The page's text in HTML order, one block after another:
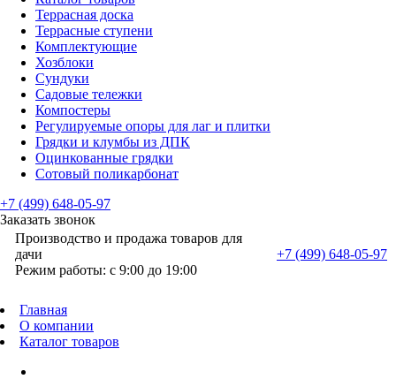
Террасная доска
Террасные ступени
Комплектующие
Хозблоки
Сундуки
Садовые тележки
Компостеры
Регулируемые опоры для лаг и плитки
Грядки и клумбы из ДПК
Оцинкованные грядки
Сотовый поликарбонат
+7 (499) 648-05-97
Заказать звонок
Производство и продажа товаров для
дачи
Режим работы: с 9:00 до 19:00
+7 (499) 648-05-97
Главная
О компании
Каталог товаров